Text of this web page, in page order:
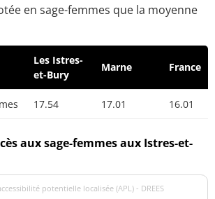
en sage-femmes que la moyenne
Les Istres-
et-Bury
Marne France
17.54 17.01 16.01
aux sage-femmes aux Istres-et-
potentielle localisée (APL) - DREES